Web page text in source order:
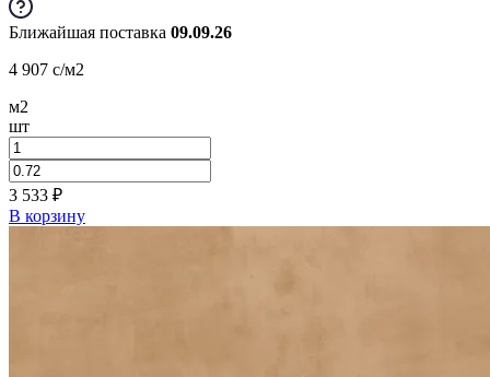
Ближайшая поставка 09.09.26
4 907 c/м2
м2
шт
3 533 ₽
В корзину